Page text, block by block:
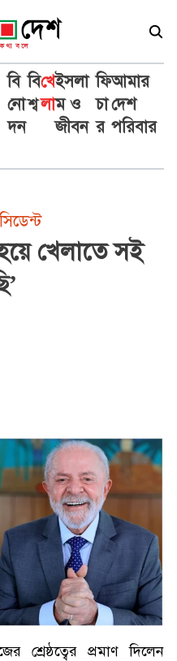
বি
নো
দন
বি
শ্ব
খে
লা
ইসলা
ম ও
জীবন
ফি
চা
র
আমার
দেশ
পরিবার
খেলাতে সই
শ্রেষ্ঠত্বের প্রমাণ দিলেন